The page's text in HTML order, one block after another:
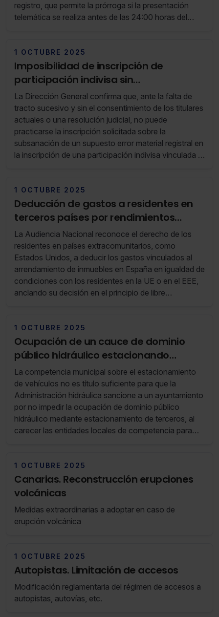
registro, que permite la prórroga si la presentación
telemática se realiza antes de las 24:00 horas del
1 OCTUBRE 2025
Imposibilidad de inscripción de
participación indivisa sin
consentimiento de titulares afectados
La Dirección General confirma que, ante la falta de
tracto sucesivo y sin el consentimiento de los titulares
actuales o una resolución judicial, no puede
practicarse la inscripción solicitada sobre la
subsanación de un supuesto error material registral en
la inscripción de una participación indivisa vinculada a
1 OCTUBRE 2025
Deducción de gastos a residentes en
terceros países por rendimientos
obtenidos del arrendamiento de un
inmueble
La Audiencia Nacional reconoce el derecho de los
residentes en países extracomunitarios, como
Estados Unidos, a deducir los gastos vinculados al
arrendamiento de inmuebles en España en igualdad de
condiciones con los residentes en la UE o en el EEE,
anclando su decisión en el principio de libre
1 OCTUBRE 2025
Ocupación de un cauce de dominio
público hidráulico estacionando
vehículos y celebrando un mercadillo
La competencia municipal sobre el estacionamiento
de vehículos no es título suficiente para que la
Administración hidráulica sancione a un ayuntamiento
por no impedir la ocupación de dominio público
hidráulico mediante estacionamiento de terceros, al
carecer las entidades locales de competencia para
1 OCTUBRE 2025
Canarias. Reconstrucción erupciones
volcánicas
Medidas extraordinarias a adoptar en caso de
erupción volcánica
1 OCTUBRE 2025
Autopistas. Limitación de accesos
Modificación reglamentaria del régimen de accesos a
autopistas, autovías, etc.